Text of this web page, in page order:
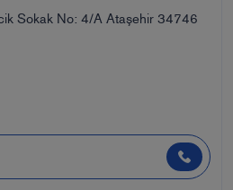
Sokak No: 4/A Ataşehir 34746